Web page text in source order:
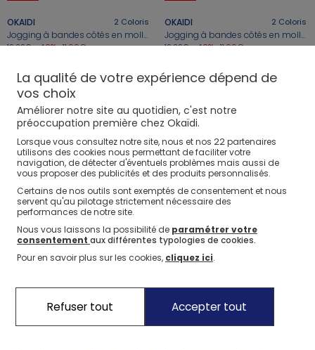
OKAIDI 2 Coloris
Jogging à bandes côtés en molleton gris Garçon
19,99€ -40% 11,99€
OKAIDI 2 Coloris
Jogging à bandes côtés en molleton bleu marine Garçon
19,99€ -40% 11,99€
Les clients Okaidi donnent la note de
à la catégorie Joggings
Recommandations
Ensemble jogging Jogging rose
Jogging Cargo
Jogging Marron
Jogging bleu marine
Jogging Bleu
Jogging Garçon 12 Ans
La qualité de votre expérience dépend de
vos choix
Améliorer notre site au quotidien, c'est notre
préoccupation première chez Okaïdi.
Lorsque vous consultez notre site, nous et nos 22partenaires
utilisons des cookies nous permettant de faciliter votre
navigation, de détecter d'éventuels problèmes mais aussi de
vous proposer des publicités et des produits personnalisés.
Certains de nos outils sont exemptés de consentement et nous
servent qu'au pilotage strictement nécessaire des
performances de notre site.
Nous vous laissons la possibilité de paramétrer votre
consentement aux différentes typologies de cookies.
Pour en savoir plus sur les cookies, cliquez ici.
Refuser tout Accepter tout